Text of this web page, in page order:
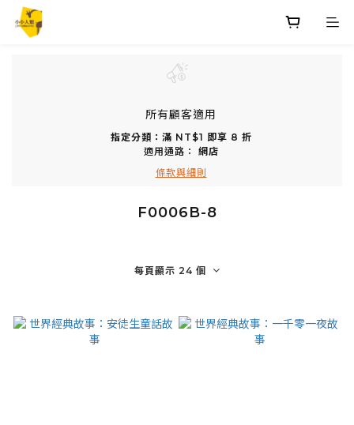
所有顧客適用
指定分類：滿 NT$1 即享 8 折
適用通路： 網店
條款與細則
F0006B-8
每頁顯示 24 個